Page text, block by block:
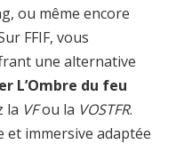
ou même encore
FFIF, vous
une alternative
L’Ombre du feu
la VFou la VOSTFR.
et immersive adaptée